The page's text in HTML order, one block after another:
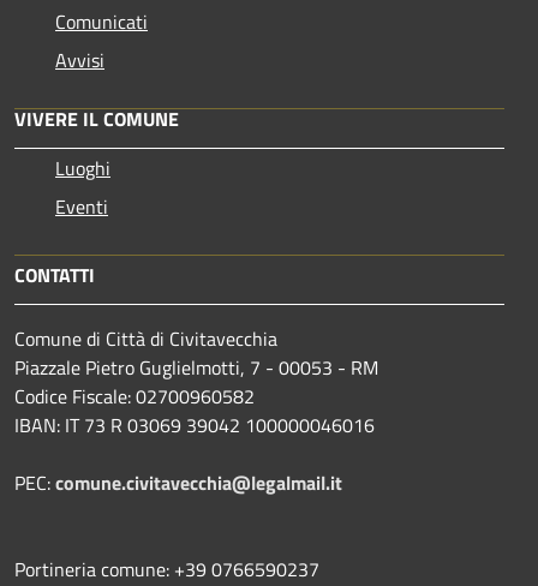
Comunicati
Avvisi
VIVERE IL COMUNE
Luoghi
Eventi
CONTATTI
Comune di Città di Civitavecchia
Piazzale Pietro Guglielmotti, 7 - 00053 - RM
Codice Fiscale: 02700960582
IBAN: IT 73 R 03069 39042 100000046016
PEC:comune.civitavecchia@legalmail.it
Portineria comune: +39 0766590237